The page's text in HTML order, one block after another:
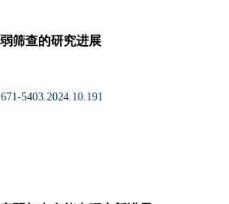
筛查的研究进展
5403.2024.10.191